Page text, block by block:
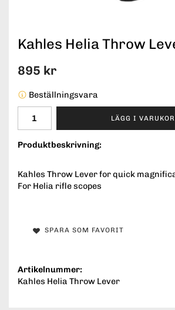
Kahles Helia Throw
895 kr
Beställningsvara
LÄGG I
Produktbeskrivning:
Kahles Throw Lever for quick
For Helia rifle scopes
SPARA SOM FAVORIT
Artikelnummer:
Kahles Helia Throw Lever